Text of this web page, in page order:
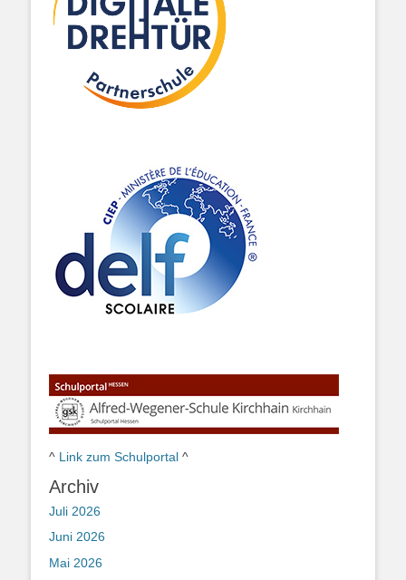
^ Link zum Schulportal ^
Archiv
Juli 2026
Juni 2026
Mai 2026